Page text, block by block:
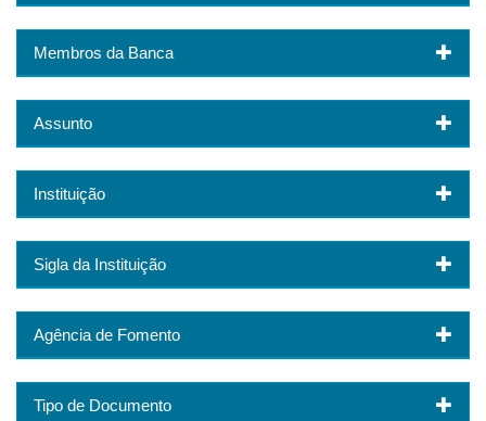
Membros da Banca
Assunto
Instituição
Sigla da Instituição
Agência de Fomento
Tipo de Documento